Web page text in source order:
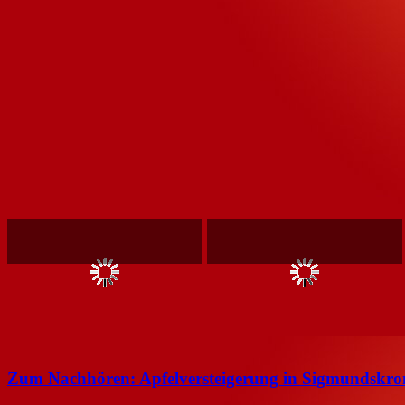
Zum Nachhören: Apfelversteigerung in